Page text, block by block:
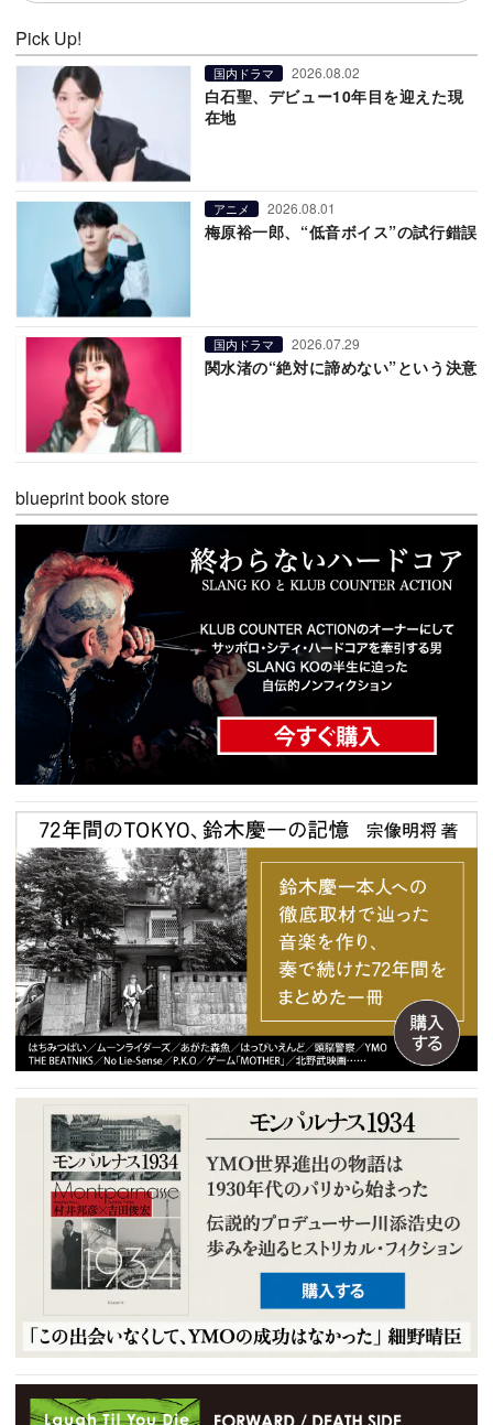
Pick Up!
国内ドラマ 2026.08.02
白石聖、デビュー10年目を迎えた現
在地
アニメ 2026.08.01
梅原裕一郎、“低音ボイス”の試行錯誤
国内ドラマ 2026.07.29
関水渚の“絶対に諦めない”という決意
blueprint book store